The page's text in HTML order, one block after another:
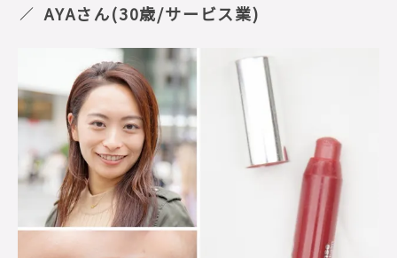
AYAさん(30歳/サービス業)